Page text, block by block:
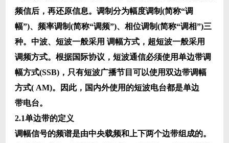
频信后，再还原信息。调制分为幅度调制(简称“调
幅”)、频率调制(简称“调频”)、相位调制(简称“调相”)三
种。中波、短波一般采用 调幅方式，超短波一般采用
调频方式。根据国际协议，短波通信必须使用单边带调
幅方式(SSB)，只有短波广播节目可以使用双边带调幅
方式( AM)。因此，国内外使用的短波电台都是单边
带电台。
2.1单边带的定义
调幅信号的频谱是由中央载频和上下两个边带组成的。